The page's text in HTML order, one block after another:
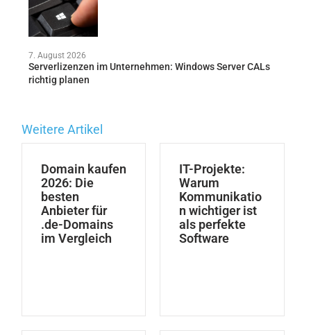
7. August 2026
Serverlizenzen im Unternehmen: Windows Server CALs
richtig planen
Weitere Artikel
Domain kaufen
2026: Die
besten
Anbieter für
.de-Domains
im Vergleich
IT-Projekte:
Warum
Kommunikatio
n wichtiger ist
als perfekte
Software